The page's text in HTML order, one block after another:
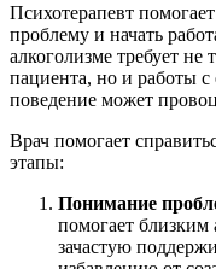
Психотерапевт
проблему и начать
алкоголизме требует не
пациента, но и работы
поведение может
Врач помогает
этапы:
Понимание
помогает близким
зачастую